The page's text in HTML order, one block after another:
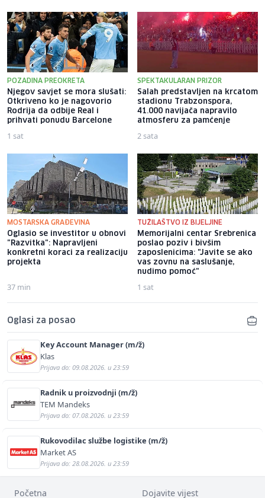
POZADINA PREOKRETA
Njegov savjet se mora slušati:
Otkriveno ko je nagovorio
Rodrija da odbije Real i
prihvati ponudu Barcelone
1 sat
SPEKTAKULARAN PRIZOR
Salah predstavljen na krcatom
stadionu Trabzonspora,
41.000 navijača napravilo
atmosferu za pamćenje
2 sata
MOSTARSKA GRAĐEVINA
Oglasio se investitor u obnovi
"Razvitka": Napravljeni
konkretni koraci za realizaciju
projekta
37 min
TUŽILAŠTVO IZ BIJELJINE
Memorijalni centar Srebrenica
poslao poziv i bivšim
zaposlenicima: "Javite se ako
vas zovnu na saslušanje,
nudimo pomoć"
1 sat
Oglasi za posao
Key Account Manager (m/ž)
Klas
Prijava do: 09.08.2026. u 23:59
Radnik u proizvodnji (m/ž)
TEM Mandeks
Prijava do: 07.08.2026. u 23:59
Rukovodilac službe logistike (m/ž)
Market AS
Prijava do: 28.08.2026. u 23:59
Početna Dojavite vijest